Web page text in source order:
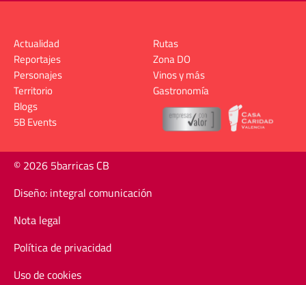
Actualidad
Reportajes
Personajes
Territorio
Rutas
Zona DO
Vinos y más
Gastronomía
Blogs
5B Events
© 2026 5barricas CB
Diseño: integral comunicación
Nota legal
Política de privacidad
Uso de cookies